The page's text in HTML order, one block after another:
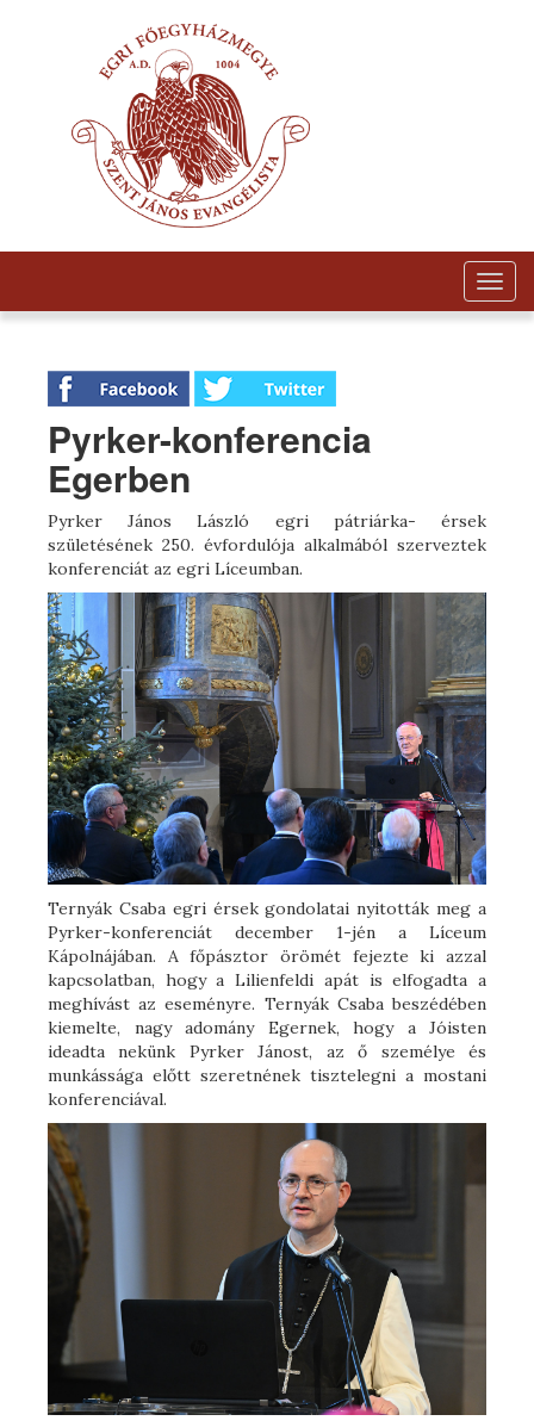
Pyrker-konferencia
Egerben
Pyrker János László egri pátriárka- érsek
születésének 250. évfordulója alkalmából szerveztek
konferenciát az egri Líceumban.
Ternyák Csaba egri érsek gondolatai nyitották meg a
Pyrker-konferenciát december 1-jén a Líceum
Kápolnájában. A főpásztor örömét fejezte ki azzal
kapcsolatban, hogy a Lilienfeldi apát is elfogadta a
meghívást az eseményre. Ternyák Csaba beszédében
kiemelte, nagy adomány Egernek, hogy a Jóisten
ideadta nekünk Pyrker Jánost, az ő személye és
munkássága előtt szeretnének tisztelegni a mostani
konferenciával.